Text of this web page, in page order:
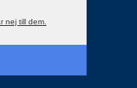
nej till dem.